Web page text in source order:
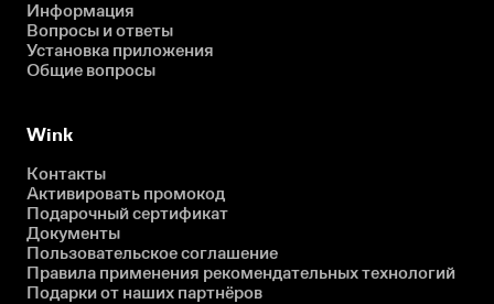
Информация
Вопросы и ответы
Установка приложения
Общие вопросы
Wink
Контакты
Активировать промокод
Подарочный сертификат
Документы
Пользовательское соглашение
Правила применения рекомендательных технологий
Подарки от наших партнёров